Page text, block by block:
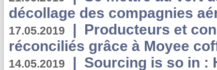
décollage des compagnies
17.05.2019 | Producteurs et
réconciliés grâce à Moyee
14.05.2019 | Sourcing is so in :